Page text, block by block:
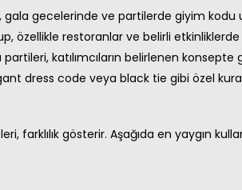
gecelerinde ve partilerde giyim kodu
özellikle restoranlar ve belirli
katılımcıların belirlenen
dress code veya black tie gibi özel
farklılık gösterir. Aşağıda en yaygın